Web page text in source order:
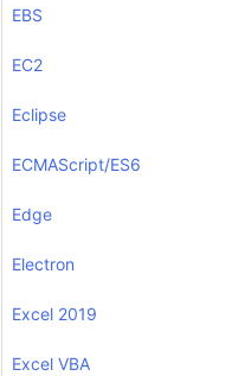
EBS
EC2
Eclipse
ECMAScript/ES6
Edge
Electron
Excel 2019
Excel VBA